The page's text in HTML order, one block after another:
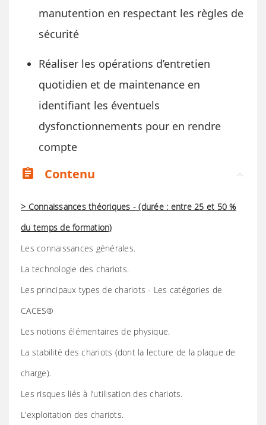
manutention en respectant les règles de
sécurité
Réaliser les opérations d’entretien
quotidien et de maintenance en
identifiant les éventuels
dysfonctionnements pour en rendre
compte
assignment
Contenu
> Connaissances théoriques - (durée : entre 25 et 50 %
du temps de formation)
Les connaissances générales.
La technologie des chariots.
Les principaux types de chariots - Les catégories de
CACES®
Les notions élémentaires de physique.
La stabilité des chariots (dont la lecture de la plaque de
charge).
Les risques liés à l’utilisation des chariots.
L’exploitation des chariots.